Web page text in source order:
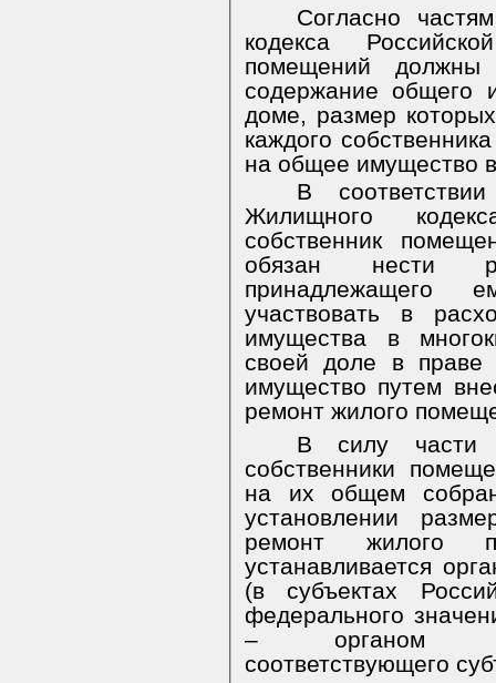
Согласно
кодекса
помещений
содержание общего
доме, размер
каждого
на общее имущество
В
Жилищного
собственник
обязан нести
участвовать в
имущества в
своей доле в праве
имущество путем
ремонт жилого
В силу части
собственники
на их общем
установлении
ремонт жилого
устанавливается
(в субъектах
федерального
– органом
соответствующего